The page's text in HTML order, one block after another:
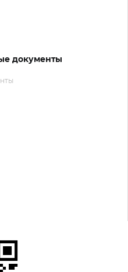
документы